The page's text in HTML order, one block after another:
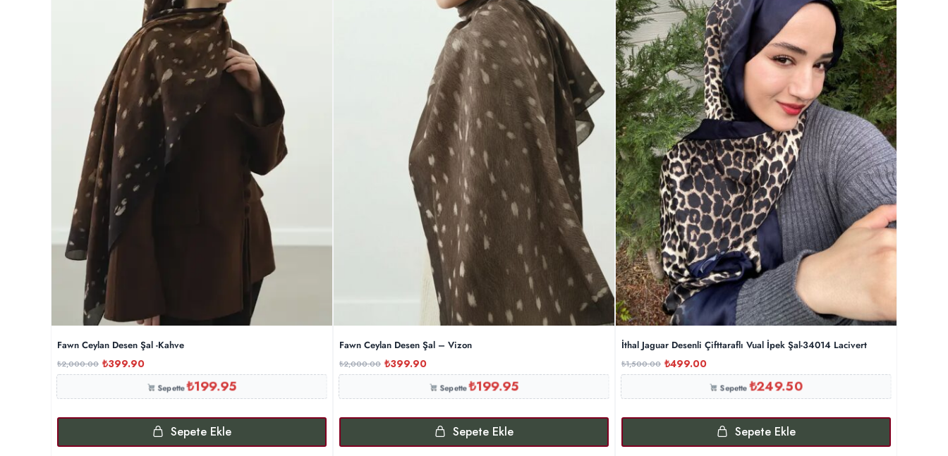
Fawn Ceylan Desen Şal -Kahve
₺2,000.00 ₺399.90
Sepette₺199.95
Sepete Ekle
Fawn Ceylan Desen Şal – Vizon
₺2,000.00 ₺399.90
Sepette₺199.95
Sepete Ekle
İthal Jaguar Desenli Çifttaraflı Vual İpek Şal-34014 Lacivert
₺1,500.00 ₺499.00
Sepette₺249.50
Sepete Ekle